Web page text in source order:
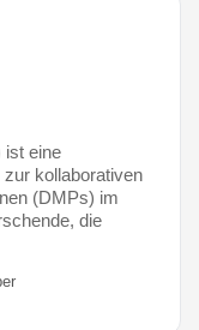
ist eine
kollaborativen
(DMPs) im
die